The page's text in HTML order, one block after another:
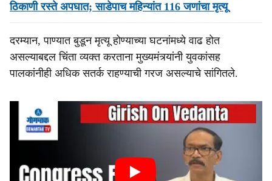
ठिकाणी रस्‍ते अपघात; साडेपाच महिन्‍यांत 116 जणांचा मृत्‍यू
दरम्‍यान, पाण्यात बुडून मृत्यू होण्याच्या घटनांमध्ये वाढ होत
असल्याबद्दल चिंता व्यक्त करताना मुख्‍यमंत्र्यांनी युवकांसह
पालकांनीही अधिक सतर्क राहण्याची गरज असल्याचे सांगितले.